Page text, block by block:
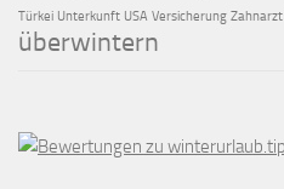
Türkei Unterkunft USA Versicherung Zahnarzt
überwintern